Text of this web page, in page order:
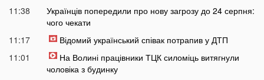
11:38
Українців попередили про нову загрозу до 24 серпня:
чого чекати
11:17
Відомий український співак потрапив у ДТП
11:01
На Волині працівники ТЦК силоміць витягнули
чоловіка з будинку